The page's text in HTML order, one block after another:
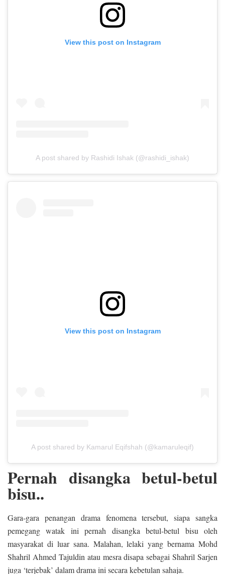
View this post on Instagram
A post shared by Rashidi Ishak (@rashidi_ishak)
View this post on Instagram
A post shared by Kamarul Eqifshah (@kamaruleqif)
Pernah disangka betul-betul
bisu..
Gara-gara penangan drama fenomena tersebut, siapa sangka
pemegang watak ini pernah disangka betul-betul bisu oleh
masyarakat di luar sana. Malahan, lelaki yang bernama Mohd
Shahril Ahmed Tajuldin atau mesra disapa sebagai Shahril Sarjen
juga ‘terjebak’ dalam drama ini secara kebetulan sahaja.